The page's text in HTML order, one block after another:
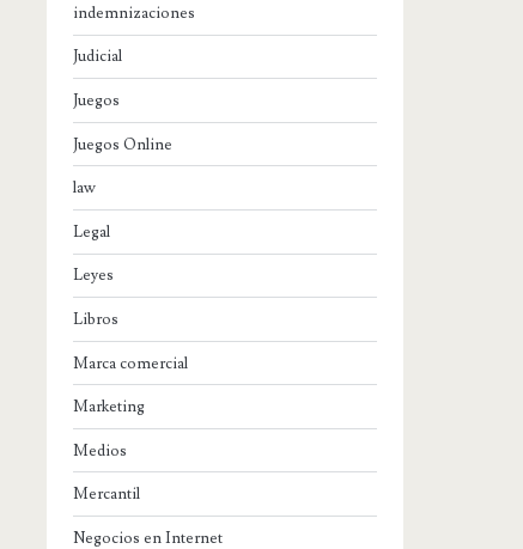
indemnizaciones
Judicial
Juegos
Juegos Online
law
Legal
Leyes
Libros
Marca comercial
Marketing
Medios
Mercantil
Negocios en Internet